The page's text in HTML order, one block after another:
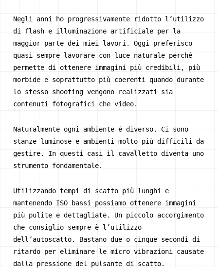
Negli anni ho progressivamente ridotto l’utilizzo
di flash e illuminazione artificiale per la
maggior parte dei miei lavori. Oggi preferisco
quasi sempre lavorare con luce naturale perché
permette di ottenere immagini più credibili, più
morbide e soprattutto più coerenti quando durante
lo stesso shooting vengono realizzati sia
contenuti fotografici che video.
Naturalmente ogni ambiente è diverso. Ci sono
stanze luminose e ambienti molto più difficili da
gestire. In questi casi il cavalletto diventa uno
strumento fondamentale.
Utilizzando tempi di scatto più lunghi e
mantenendo ISO bassi possiamo ottenere immagini
più pulite e dettagliate. Un piccolo accorgimento
che consiglio sempre è l’utilizzo
dell’autoscatto. Bastano due o cinque secondi di
ritardo per eliminare le micro vibrazioni causate
dalla pressione del pulsante di scatto.